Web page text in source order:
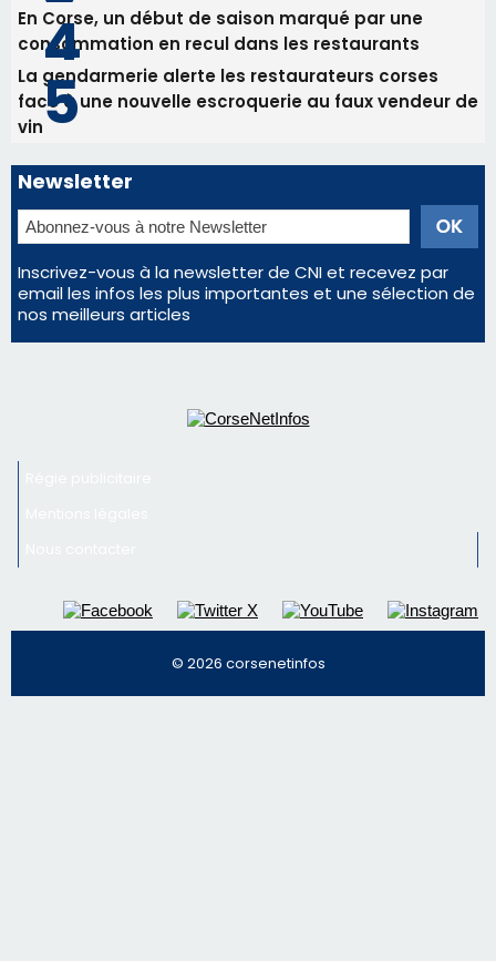
En Corse, un début de saison marqué par une
consommation en recul dans les restaurants
La gendarmerie alerte les restaurateurs corses
face à une nouvelle escroquerie au faux vendeur de
vin
Newsletter
Inscrivez-vous à la newsletter de CNI et recevez par
email les infos les plus importantes et une sélection de
nos meilleurs articles
© 2026 corsenetinfos